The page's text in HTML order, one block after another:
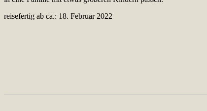
reisefertig ab ca.: 18. Februar 2022